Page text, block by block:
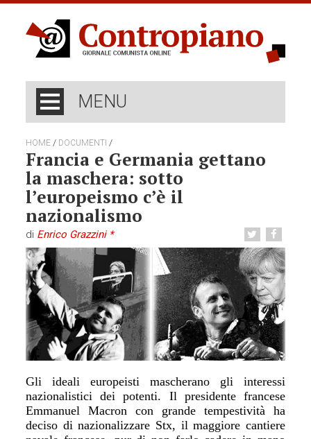
MENU
HOME / DOCUMENTI /
Francia e Germania gettano
la maschera: sotto
l’europeismo c’è il
nazionalismo
di Enrico Grazzini *
Gli ideali europeisti mascherano gli interessi
nazionalistici dei potenti. Il presidente francese
Emmanuel Macron con grande tempestività ha
deciso di nazionalizzare Stx, il maggiore cantiere